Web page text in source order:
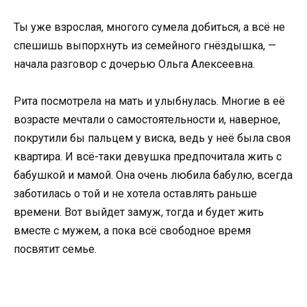
Ты уже взрослая, многого сумела добиться, а всё не
спешишь выпорхнуть из семейного гнёздышка, —
начала разговор с дочерью Ольга Алексеевна.
Рита посмотрела на мать и улыбнулась. Многие в её
возрасте мечтали о самостоятельности и, наверное,
покрутили бы пальцем у виска, ведь у неё была своя
квартира. И всё-таки девушка предпочитала жить с
бабушкой и мамой. Она очень любила бабулю, всегда
заботилась о той и не хотела оставлять раньше
времени. Вот выйдет замуж, тогда и будет жить
вместе с мужем, а пока всё свободное время
посвятит семье.